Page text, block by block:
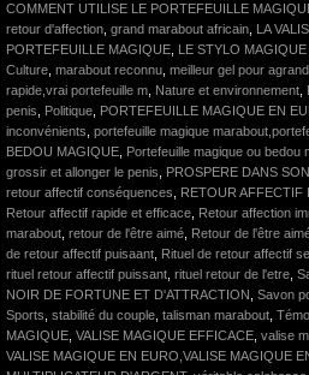
COMMENT UTILISE LE PORTEFEUILLE
retour d'affection, grand marabout africain, LA
PORTEFEUILLE MAGIQUE, LE STYLO
Culture, marabout reconnu, meilleur gel pour
rapide,vrai portefeuille m, Nature et environnement,
penis, Politique, PORTEFEUILLE MAGIQUE EN
inconvénients, portefeuille magique
BEDOU MAGIQUE, Portefeuille magique ou bedou
grossir et allonger le penis, PROSPERE DANS
retour affectif conséquences, RETOUR AFFECTIF
Retour affectif rapide et efficace, Retour affection
marabout, retour de l'être aimé, Retour de l'être
de retour affectif puisaant, Rituel de retour affectif
rituel retour affectif puissant, rituel retour de l'etre,
NOIR DE FORTUNE ET D'ATTRACTION , Savon
Sports, stabilité du couple, talisman marabout,
MAGIQUE, VALISE MAGIQUE EFFICACE, valise
VALISE MAGIQUE EN EURO,VALISE MAGIQUE